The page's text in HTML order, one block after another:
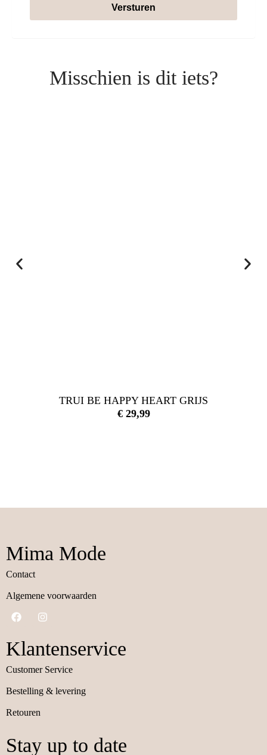
Versturen
Misschien is dit iets?
TRUI BE HAPPY HEART GRIJS
€29,99
Mima Mode
Contact
Algemene voorwaarden
Klantenservice
Customer Service
Bestelling & levering
Retouren
Stay up to date